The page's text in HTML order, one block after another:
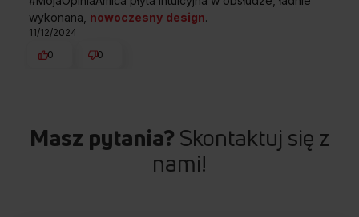
wykonana, nowoczesny design.
11/12/2024
0
0
Masz pytania? Skontaktuj się z
nami!